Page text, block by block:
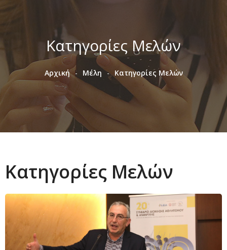
Κατηγορίες Μελών
Αρχική Μέλη Κατηγορίες Μελών
Κατηγορίες Μελών